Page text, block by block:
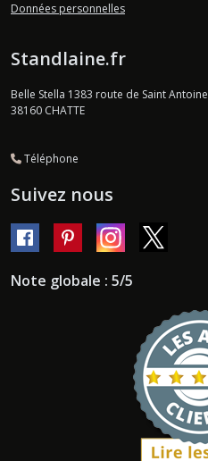
Données personnelles
Standlaine.fr
Belle Stella 1383 route de Saint Antoine
38160 CHATTE
Téléphone
Suivez nous
Note globale : 5/5